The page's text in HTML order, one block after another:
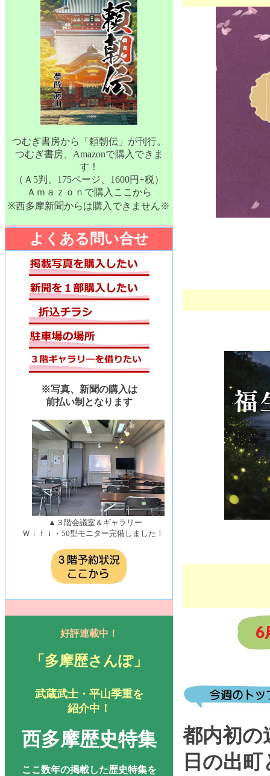
つむぎ書房から「頼朝伝」が刊行。
つむぎ書房、Amazonで購入できま
す！
（Ａ5判、175ページ、1600円+税）
Ａｍａｚｏｎで購入ここから
※西多摩新聞からは購入できません※
よくある問い合せ
※写真、新聞の購入は
前払い制となります
▲３階会議室＆ギャラリー
Ｗｉｆｉ・50型モニター完備しました！
好評連載中！
「多摩歴さんぽ」
武蔵武士・平山季重を
紹介中！
西多摩歴史特集
ここ数年の掲載した歴史特集を
都内初の
日の出